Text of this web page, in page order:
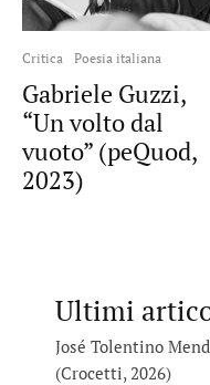
Critica Poesia italiana
Gabriele Guzzi,
“Un volto dal
vuoto” (peQuod,
2023)
Ultimi
José Tolentino
(Crocetti, 2026)